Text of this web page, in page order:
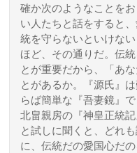
確か次のようなことを
い人たちと話をすると
統を守らないといけな
ほど、その通りだ。伝
とが重要だから、「あ
とがあるか。『源氏』
らば簡単な『吾妻鏡』
北畠親房の『神皇正統
と試しに聞くと、どれ
に、伝統だの愛国心だ